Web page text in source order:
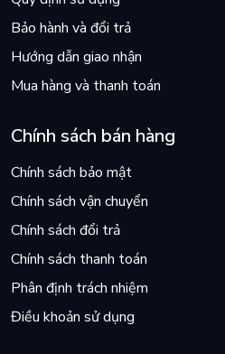
Bảo hành và đổi trả
Hướng dẫn giao nhận
Mua hàng và thanh toán
Chính sách bán hàng
Chính sách bảo mật
Chính sách vận chuyển
Chính sách đổi trả
Chính sách thanh toán
Phân định trách nhiệm
Điều khoản sử dụng